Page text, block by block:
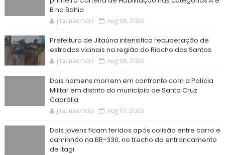
B na Bahia
jitaunaemdia Aug 08, 2026
Prefeitura de Jitaúna intensifica recuperação de
estradas vicinais na região do Riacho dos Santos
jitaunaemdia Aug 08, 2026
Dois homens morrem em confronto com a Polícia
Militar em distrito do município de Santa Cruz
Cabrália
jitaunaemdia Aug 07, 2026
Dois jovens ficam feridos após colisão entre carro e
caminhão na BR-330, no trecho do entroncamento
de Itagi